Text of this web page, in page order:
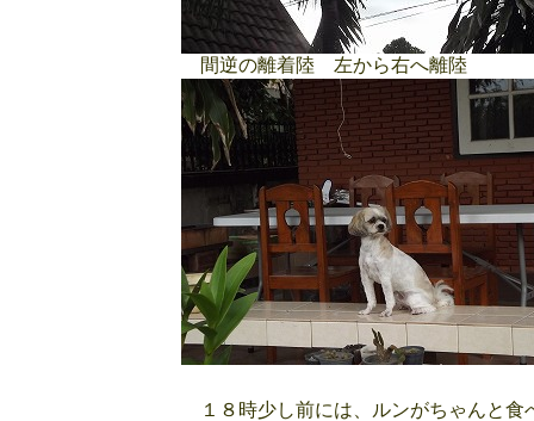
間逆の離着陸 左から右へ離陸
１８時少し前には、ルンがちゃんと食